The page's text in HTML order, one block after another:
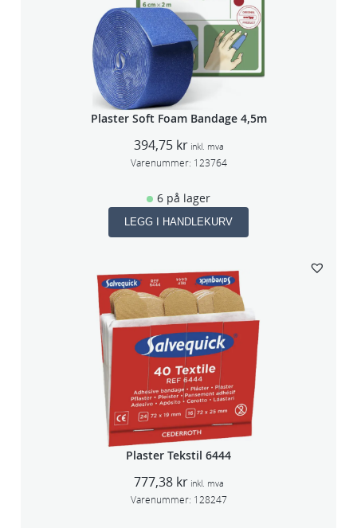
Plaster Soft Foam Bandage 4,5m
394,75 kr inkl. mva
Varenummer: 123764
6 på lager
LEGG I HANDLEKURV
Plaster Tekstil 6444
777,38 kr inkl. mva
Varenummer: 128247